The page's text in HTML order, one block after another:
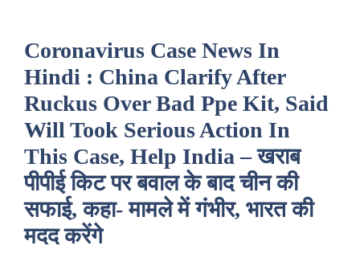
Coronavirus Case News In
Hindi : China Clarify After
Ruckus Over Bad Ppe Kit, Said
Will Took Serious Action In
This Case, Help India – खराब
पीपीई किट पर बवाल के बाद चीन की
सफाई, कहा- मामले में गंभीर, भारत की
मदद करेंगे